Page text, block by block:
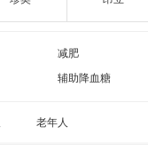
减肥
辅助降血糖
辅助降血压
老年人